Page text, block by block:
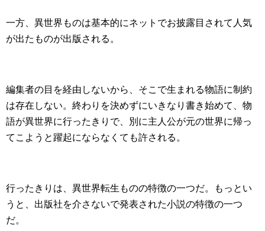
一方、異世界ものは基本的にネットでお披露目されて人気
が出たものが出版される。
編集者の目を経由しないから、そこで生まれる物語に制約
は存在しない。終わりを決めずにいきなり書き始めて、物
語が異世界に行ったきりで、別に主人公が元の世界に帰っ
てこようと躍起にならなくても許される。
行ったきりは、異世界転生ものの特徴の一つだ。もっとい
うと、出版社を介さないで発表された小説の特徴の一つ
だ。